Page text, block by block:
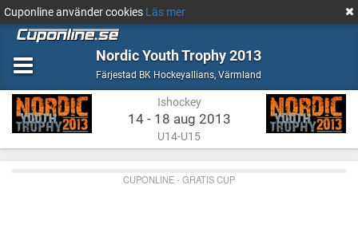
Cuponline använder cookies Läs mer
Nordic Youth Trophy 2013
Färjestad BK Hockeyallians,Ishockey
Värmland
Ishockey
14 - 18 aug 2013
U14-U15
CUPONLINE - GRATIS CUP